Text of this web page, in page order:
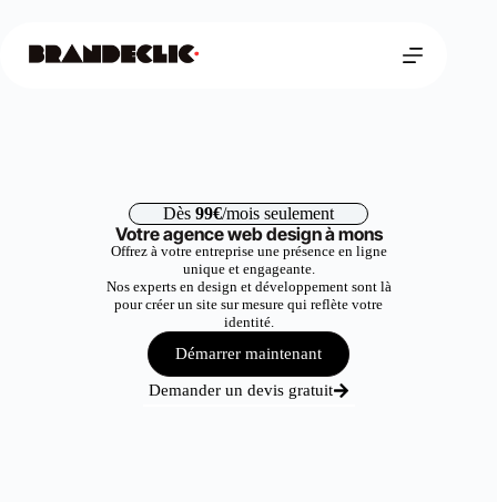
Dès 99€/mois seulement
Votre agence web design à mons
Offrez à votre entreprise une présence en ligne
unique et engageante.
Nos experts en design et développement sont là
pour créer un site sur mesure qui reflète votre
identité.
Démarrer maintenant
Demander un devis gratuit